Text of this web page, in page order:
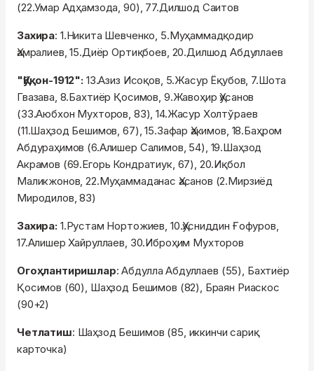
(22.Умар Адҳамзода, 90), 77.Дилшод Саитов
Захира: 1.Никита Шевченко, 5.Муҳаммадқодир
Ҳамралиев, 15.Диёр Ортиқбоев, 20.Дилшод Абдуллаев
"Қўқон-1912": 13.Азиз Исоқов, 5.Жасур Ёқубов, 7.Шота
Гвазава, 8.Бахтиёр Қосимов, 9.Жавоҳир Ҳусанов
(33.Аюбхон Мухторов, 83), 14.Жасур Холтўраев
(11.Шаҳзод Бешимов, 67), 15.Зафар Ҳакимов, 18.Баҳром
Абдураҳимов (6.Алишер Салимов, 54), 19.Шаҳзод
Акрамов (69.Егорь Кондратиук, 67), 20.Иқбол
Маликжонов, 22.Муҳаммаданас Ҳасанов (2.Мирзиёд
Миродилов, 83)
Захира: 1.Рустам Нортожиев, 10.Ҳусниддин Ғофуров,
17.Алишер Хайруллаев, 30.Иброҳим Мухторов
Огоҳлантиришлар: Абдулла Абдуллаев (55), Бахтиёр
Қосимов (60), Шаҳзод Бешимов (82), Браян Риаскос
(90+2)
Четлатиш: Шаҳзод Бешимов (85, иккинчи сариқ
карточка)